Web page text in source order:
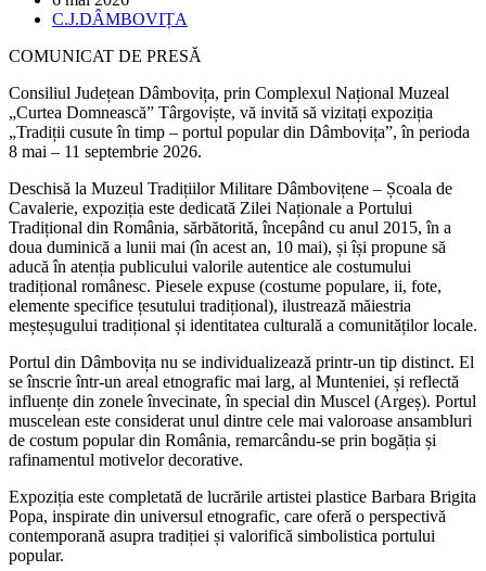
published:
Post
C.J.DÂMBOVIȚA
COMUNICAT DE PRESĂ
Consiliul Județean Dâmbovița, prin Complexul Național Muzeal
„Curtea Domnească” Târgoviște, vă invită să vizitați expoziția
„Tradiții cusute în timp – portul popular din Dâmbovița”, în perioda
8 mai – 11 septembrie 2026.
Deschisă la Muzeul Tradițiilor Militare Dâmbovițene – Școala de
Cavalerie, expoziția este dedicată Zilei Naționale a Portului
Tradițional din România, sărbătorită, începând cu anul 2015, în a
doua duminică a lunii mai (în acest an, 10 mai), și își propune să
aducă în atenția publicului valorile autentice ale costumului
tradițional românesc. Piesele expuse (costume populare, ii, fote,
elemente specifice țesutului tradițional), ilustrează măiestria
meșteșugului tradițional și identitatea culturală a comunităților locale.
Portul din Dâmbovița nu se individualizează printr-un tip distinct. El
se înscrie într-un areal etnografic mai larg, al Munteniei, și reflectă
influențe din zonele învecinate, în special din Muscel (Argeș). Portul
muscelean este considerat unul dintre cele mai valoroase ansambluri
de costum popular din România, remarcându-se prin bogăția și
rafinamentul motivelor decorative.
Expoziția este completată de lucrările artistei plastice Barbara Brigita
Popa, inspirate din universul etnografic, care oferă o perspectivă
contemporană asupra tradiției și valorifică simbolistica portului
popular.